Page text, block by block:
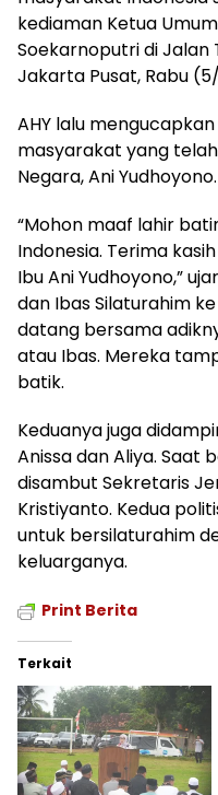
kediaman Ketua
Soekarnoputri di Jalan
Jakarta Pusat, Rabu
AHY lalu
masyarakat yang
Negara, Ani Yudhoyono.
“Mohon maaf lahir
Indonesia. Terima
Ibu Ani Yudhoyono,”
dan Ibas Silaturahim
datang bersama
atau Ibas. Mereka
batik.
Keduanya juga
Anissa dan Aliya. Saat
disambut Sekretaris
Kristiyanto. Kedua
untuk bersilaturahim
keluarganya.
Print Berita
Terkait